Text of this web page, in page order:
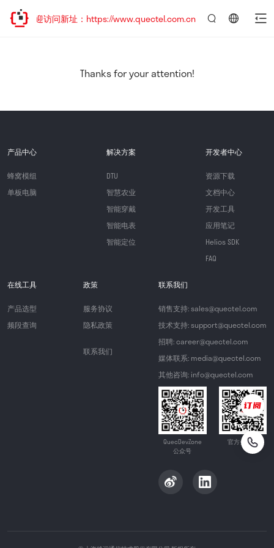
移，欢迎访问新址：https://www.quectel.com.cn
Thanks for your attention!
产品中心
蜂窝模组
单板电脑
解决方案
DTU
智慧农业
智能穿戴
智能电表
智能定位
开发者中心
资源下载
文档中心
开发工具
应用笔记
Helios SDK
FAQ
在线工具
产品选型
频段查询
政策
服务协议
隐私政策
联系我们
联系我们
销售支持: sales@quectel.com
技术支持: support@quectel.com
招聘: career@quectel.com
媒体联系: media@quectel.com
其他咨询: info@quectel.com
QuecDevZone
公众号
官方公众号